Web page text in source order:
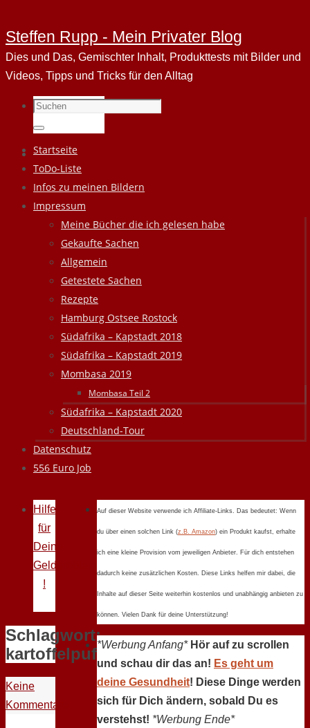
Steffen Rupp - Mein Privater Blog
Dies und Das, Gemischter Inhalt, Produkttests mit Bilder und
Videos, Tipps und Tricks für den Alltag
Suchen
nach:
Suchen
Zum
Inhalt
springen
Startseite
ToDo-Liste
Infos zu meinen Bildern
Impressum
Meine Bücher die ich gelesen habe
Gekaufte Sachen
Allgemein
Getestete Sachen
Rezepte
Hamburg Ostsee Rostock
Südafrika – Kapstadt 2018
Südafrika – Kapstadt 2019
Mombasa 2019
Mombasa Teil 2
Südafrika – Kapstadt 2020
Deutschland-Tour
Datenschutz
556 Euro Job
Hilfe
für
Deine
Geldprobleme
!
Schlagwort:
kartoffelpuffer
Keine
Kommentare
Auf dieser Website verwende ich Affiliate-Links. Das bedeutet: Wenn
du über einen solchen Link (z.B. Amazon) ein Produkt kaufst, erhalte
ich eine kleine Provision vom jeweiligen Anbieter. Für dich entstehen
dadurch keine zusätzlichen Kosten. Diese Links helfen mir dabei, die
Inhalte auf dieser Seite weiterhin kostenlos und unabhängig anbieten zu
können. Vielen Dank für deine Unterstützung!
*Werbung Anfang* Hör auf zu scrollen
und schau dir das an! Es geht um
deine Gesundheit! Diese Dinge werden
sich für Dich ändern, sobald Du es
verstehst! *Werbung Ende*